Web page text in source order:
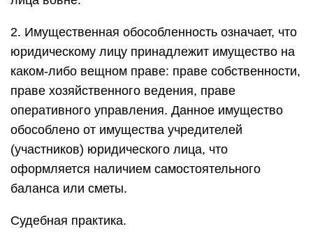
2. Имущественная обособленность означает, что
юридическому лицу принадлежит имущество на
каком-либо вещном праве: праве собственности,
праве хозяйственного ведения, праве
оперативного управления. Данное имущество
обособлено от имущества учредителей
(участников) юридического лица, что
оформляется наличием самостоятельного
баланса или сметы.
Судебная практика.